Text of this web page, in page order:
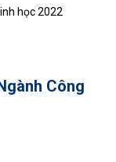
học 2022
Công